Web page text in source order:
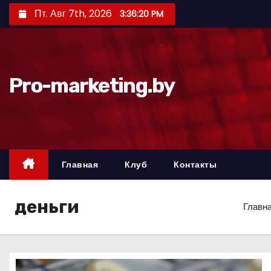
е
д
Пт. Авг 7th, 2026 3:36:21 PM
Pro-marketing.by
Главная Клуб Контакты
деньги